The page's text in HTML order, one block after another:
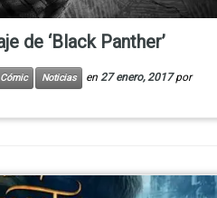
de ‘Black Panther’
Cómic Noticias en 27 enero, 2017 por